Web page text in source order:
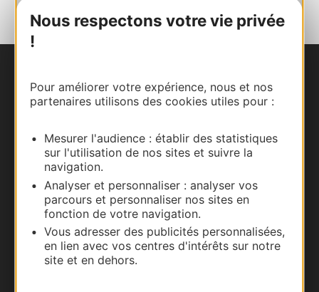
Nous respectons votre vie privée
!
Pour améliorer votre expérience, nous et nos
partenaires utilisons des cookies utiles pour :
Mesurer l'audience : établir des statistiques
sur l'utilisation de nos sites et suivre la
navigation.
Analyser et personnaliser : analyser vos
parcours et personnaliser nos sites en
fonction de votre navigation.
Vous adresser des publicités personnalisées,
en lien avec vos centres d'intérêts sur notre
site et en dehors.
Nous contacter
Documentation